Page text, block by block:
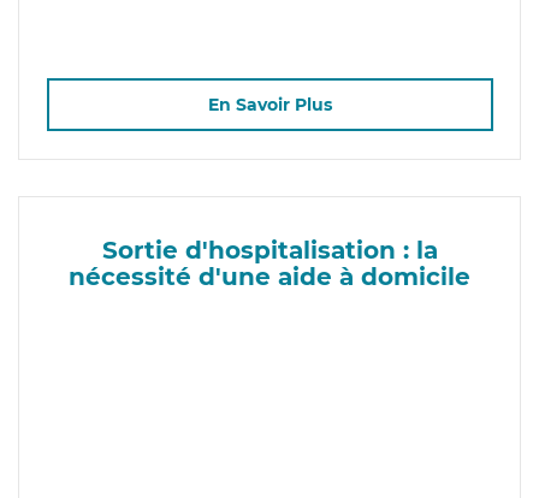
En Savoir Plus
Sortie d'hospitalisation : la
nécessité d'une aide à domicile